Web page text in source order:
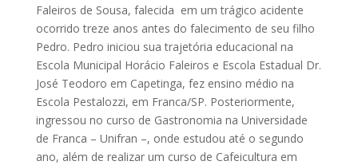
Faleiros de Sousa, falecida em um trágico acidente
ocorrido treze anos antes do falecimento de seu filho
Pedro. Pedro iniciou sua trajetória educacional na
Escola Municipal Horácio Faleiros e Escola Estadual Dr.
José Teodoro em Capetinga, fez ensino médio na
Escola Pestalozzi, em Franca/SP. Posteriormente,
ingressou no curso de Gastronomia na Universidade
de Franca – Unifran –, onde estudou até o segundo
ano, além de realizar um curso de Cafeicultura em